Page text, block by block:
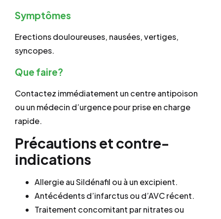
Symptômes
Erections douloureuses, nausées, vertiges,
syncopes.
Que faire?
Contactez immédiatement un centre antipoison
ou un médecin d’urgence pour prise en charge
rapide.
Précautions et contre-
indications
Allergie au Sildénafil ou à un excipient.
Antécédents d’infarctus ou d’AVC récent.
Traitement concomitant par nitrates ou